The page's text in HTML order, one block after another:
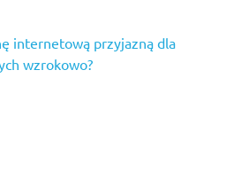
internetową przyjazną dla
wzrokowo?